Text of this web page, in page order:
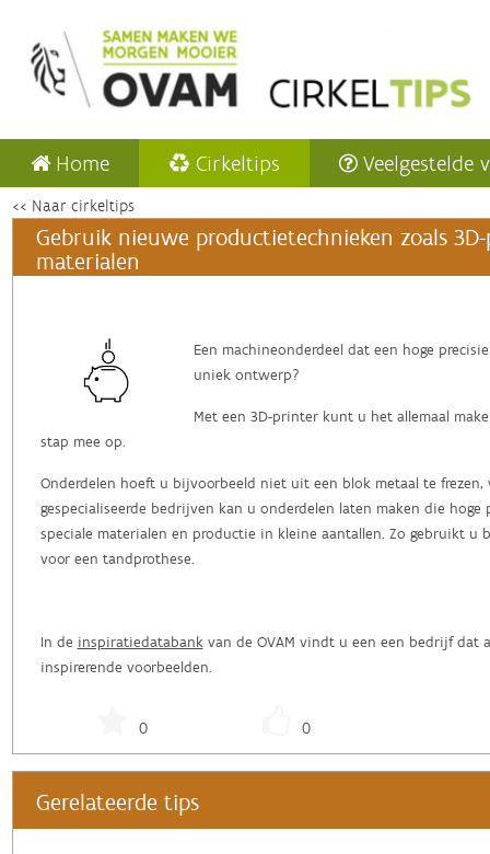
Home Cirkeltips Veelgestelde
<< Naar cirkeltips
Gebruik nieuwe productietechnieken zoals
materialen
Een machineonderdeel dat een hoge
uniek ontwerp?
Met een 3D-printer kunt u het allemaal
stap mee op.
Onderdelen hoeft u bijvoorbeeld niet uit een blok metaal te
gespecialiseerde bedrijven kan u onderdelen laten maken die hoge
speciale materialen en productie in kleine aantallen. Zo gebruikt
voor een tandprothese.
In de inspiratiedatabankvan de OVAM vindt u een een bedrijf dat
inspirerende voorbeelden.
0 0
Gerelateerde tips